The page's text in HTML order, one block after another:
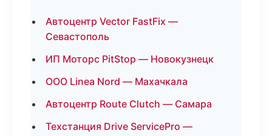
Автоцентр Vector FastFix —
Севастополь
ИП Моторс PitStop — Новокузнецк
ООО Linea Nord — Махачкала
Автоцентр Route Clutch — Самара
Техстанция Drive ServicePro —